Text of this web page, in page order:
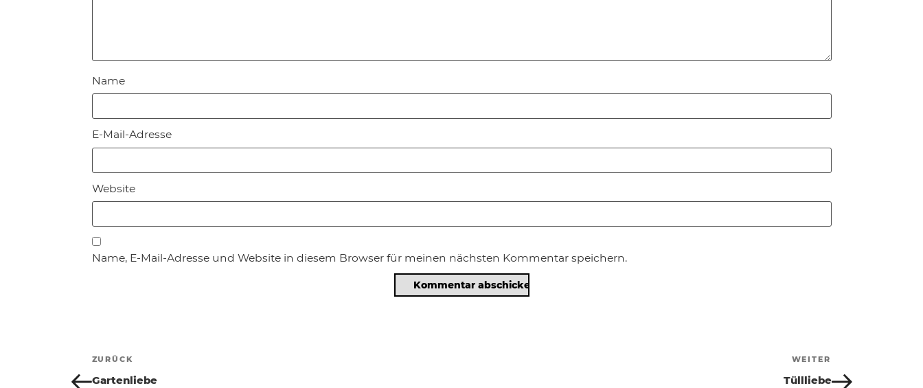
Name
E-Mail-Adresse
Website
Name, E-Mail-Adresse und Website in diesem Browser für meinen nächsten Kommentar speichern.
Beitragsnavigation
Vorheriger
Beitrag
ZURÜCK
Gartenliebe
Beitrag
WEITER
Tüllliebe